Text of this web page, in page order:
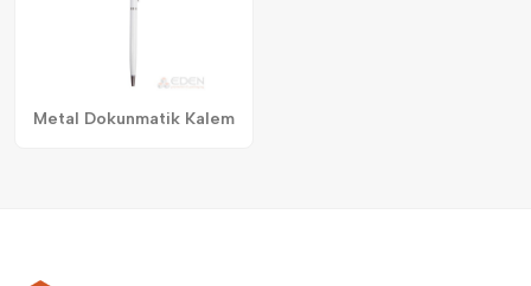
Metal Dokunmatik Kalem